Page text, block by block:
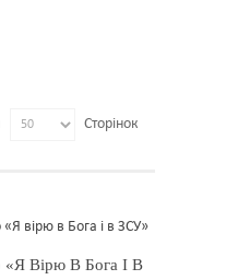
Сторінок
«Я Вірю В Бога І В